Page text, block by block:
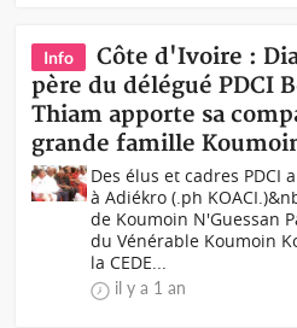
Info
Côte d'Ivoire :
père du délégué PDCI
Thiam apporte sa
grande famille
Des élus et cadres PDCI
à Adiékro (.ph
de Koumoin N'Guessan
du Vénérable Koumoin
la CEDE...
il y a 1 an